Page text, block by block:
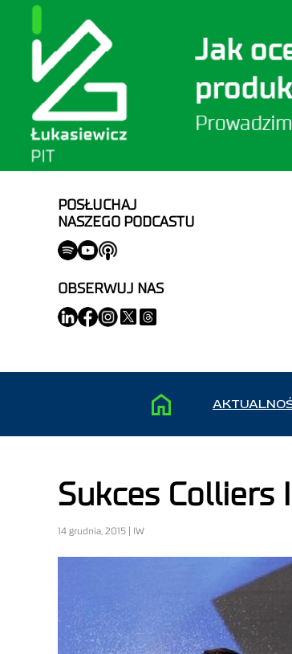
POSŁUCHAJ
NASZEGO PODCASTU
OBSERWUJ NAS
Sukces Colliers
14 grudnia, 2015 | IW